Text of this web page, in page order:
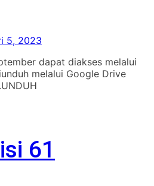
5, 2023
dapat diakses melalui
melalui Google Drive
61